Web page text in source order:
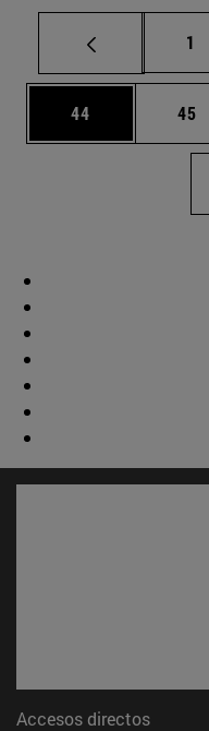
1
Página
44 45
Accesos directos